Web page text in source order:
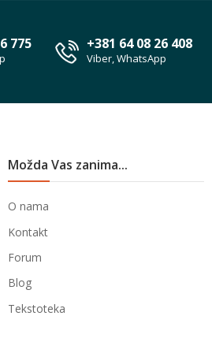
775 +381 64 08 26 408
Viber, WhatsApp
Možda Vas zanima...
O nama
Kontakt
Forum
Blog
Tekstoteka